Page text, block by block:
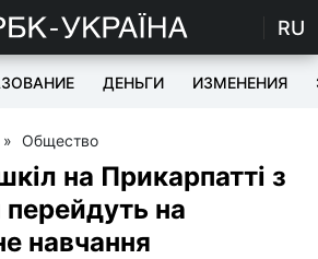
RU
ДЕНЬГИ ИЗМЕНЕНИЯ
» Общество
на Прикарпатті з
перейдуть на
навчання